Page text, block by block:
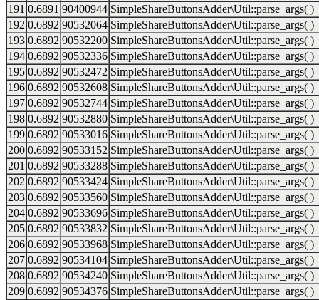
191 0.6891 90400944 SimpleShareButtonsAdder\Util::parse_args( )
192 0.6892 90532064 SimpleShareButtonsAdder\Util::parse_args( )
193 0.6892 90532200 SimpleShareButtonsAdder\Util::parse_args( )
194 0.6892 90532336 SimpleShareButtonsAdder\Util::parse_args( )
195 0.6892 90532472 SimpleShareButtonsAdder\Util::parse_args( )
196 0.6892 90532608 SimpleShareButtonsAdder\Util::parse_args( )
197 0.6892 90532744 SimpleShareButtonsAdder\Util::parse_args( )
198 0.6892 90532880 SimpleShareButtonsAdder\Util::parse_args( )
199 0.6892 90533016 SimpleShareButtonsAdder\Util::parse_args( )
200 0.6892 90533152 SimpleShareButtonsAdder\Util::parse_args( )
201 0.6892 90533288 SimpleShareButtonsAdder\Util::parse_args( )
202 0.6892 90533424 SimpleShareButtonsAdder\Util::parse_args( )
203 0.6892 90533560 SimpleShareButtonsAdder\Util::parse_args( )
204 0.6892 90533696 SimpleShareButtonsAdder\Util::parse_args( )
205 0.6892 90533832 SimpleShareButtonsAdder\Util::parse_args( )
206 0.6892 90533968 SimpleShareButtonsAdder\Util::parse_args( )
207 0.6892 90534104 SimpleShareButtonsAdder\Util::parse_args( )
208 0.6892 90534240 SimpleShareButtonsAdder\Util::parse_args( )
209 0.6892 90534376 SimpleShareButtonsAdder\Util::parse_args( )